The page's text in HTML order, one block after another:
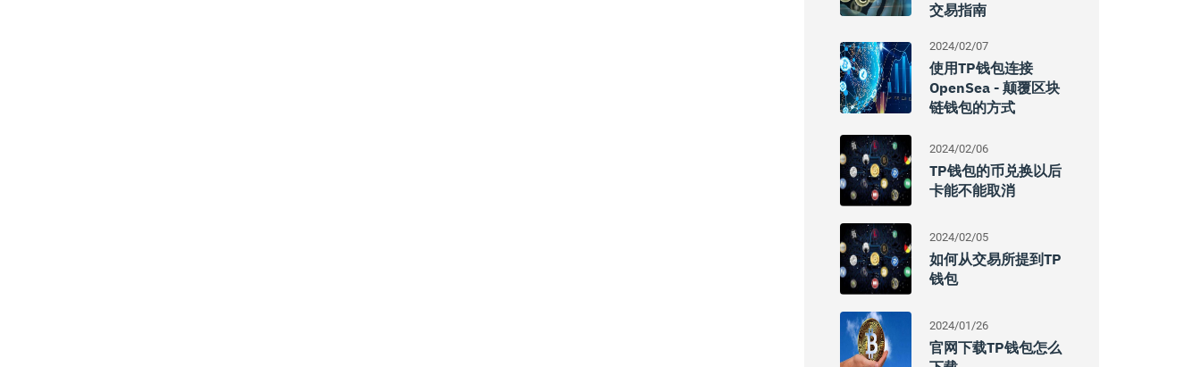
交易指南
2024/02/07
使用TP钱包连接
OpenSea - 颠覆区块
链钱包的方式
2024/02/06
TP钱包的币兑换以后
卡能不能取消
2024/02/05
如何从交易所提到TP
钱包
2024/01/26
官网下载TP钱包怎么